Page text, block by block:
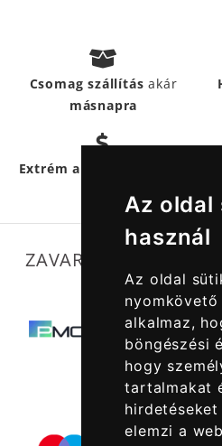
Az oldal
használ
Az oldal
alkalmaz,
böngészési
hogy
tartalmakat
elemzi a
Csomag szállításakár
másnapra
Extrém akciós termékek
ZAVARTALAN